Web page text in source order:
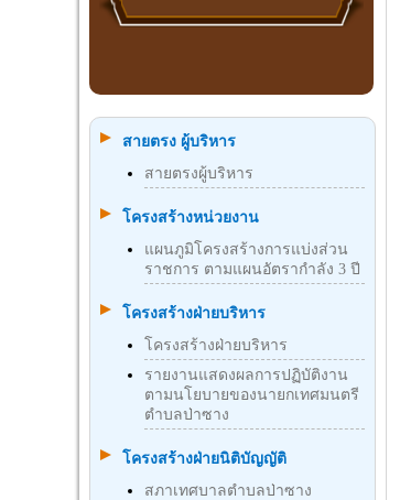
สายตรง ผู้บริหาร
สายตรงผู้บริหาร
โครงสร้างหน่วยงาน
แผนภูมิโครงสร้างการแบ่งส่วน
ราชการ ตามแผนอัตรากำลัง 3 ปี
โครงสร้างฝ่ายบริหาร
โครงสร้างฝ่ายบริหาร
รายงานแสดงผลการปฏิบัติงาน
ตามนโยบายของนายกเทศมนตรี
ตำบลป่าซาง
โครงสร้างฝ่ายนิติบัญญัติ
สภาเทศบาลตำบลป่าซาง